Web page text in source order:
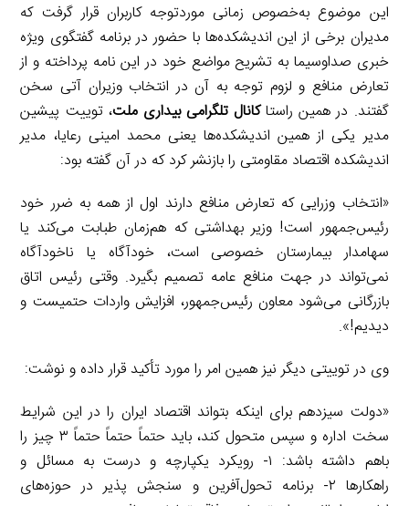
این موضوع به‌خصوص زمانی موردتوجه کاربران قرار گرفت که
مدیران برخی از این اندیشکده‌ها با حضور در برنامه گفتگوی ویژه
خبری صداوسیما به تشریح مواضع خود در این نامه پرداخته و از
تعارض منافع و لزوم توجه به آن در انتخاب وزیران آتی سخن
گفتند. در همین راستاکانال تلگرامی بیداری ملت، توییت پیشین
مدیر یکی از همین اندیشکده‌ها یعنی محمد امینی رعایا، مدیر
اندیشکده اقتصاد مقاومتی را بازنشر کرد که در آن گفته بود:
«انتخاب وزرایی که تعارض منافع دارند اول از همه به ضرر خود
رئیس‌جمهور است! وزیر بهداشتی که هم‌زمان طبابت می‌کند یا
سهامدار بیمارستان خصوصی است، خودآگاه یا ناخودآگاه
نمی‌تواند در جهت منافع عامه تصمیم بگیرد. وقتی رئیس اتاق
بازرگانی می‌شود معاون رئیس‌جمهور، افزایش واردات حتمیست و
دیدیم!».
وی در توییتی دیگر نیز همین امر را مورد تأکید قرار داده و نوشت:
«دولت سیزدهم برای اینکه بتواند اقتصاد ایران را در این شرایط
سخت اداره و سپس متحول کند، باید حتماً حتماً حتماً ۳ چیز را
باهم داشته باشد: ۱- رویکرد یکپارچه و درست به مسائل و
راهکارها ۲- برنامه تحول‌آفرین و سنجش پذیر در حوزه‌های